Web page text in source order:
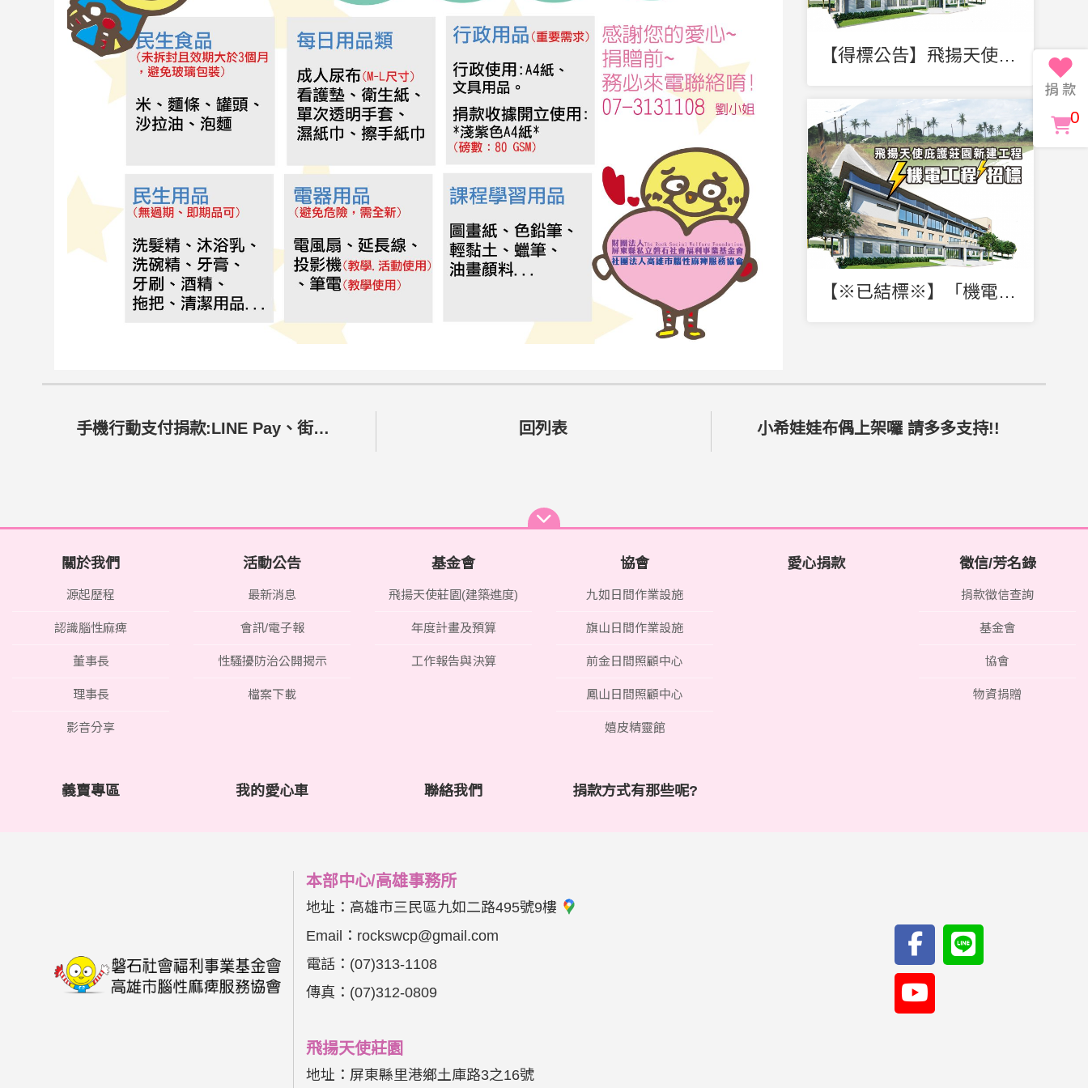
【得標公告】飛揚天使庇護莊園新建工程
【※已結標※】「機電工程」-飛揚天使庇護莊園新建工程投標案
手機行動支付捐款:LINE Pay、街口支付、Pi拍錢包、奇摩公益 回列表 小希娃娃布偶上架囉 請多多支持!!
關於我們
源起歷程
認識腦性麻痺
董事長
理事長
影音分享
活動公告
最新消息
會訊/電子報
性騷擾防治公開揭示
檔案下載
基金會
飛揚天使莊園(建築進度)
年度計畫及預算
工作報告與決算
協會
九如日間作業設施
旗山日間作業設施
前金日間照顧中心
鳳山日間照顧中心
嬉皮精靈館
愛心捐款 徵信/芳名錄
捐款徵信查詢
基金會
協會
物資捐贈
義賣專區 我的愛心車 聯絡我們 捐款方式有那些呢?
本部中心/高雄事務所
地址： 高雄市三民區九如二路495號9樓
Email： rockswcp@gmail.com
電話： (07)313-1108
傳真： (07)312-0809
飛揚天使莊園
地址：屏東縣里港鄉土庫路3之16號
0